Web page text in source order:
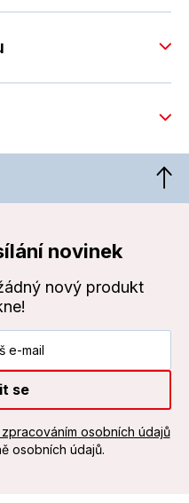
novinek
nový produkt
se
osobních údajů
osobních údajů.